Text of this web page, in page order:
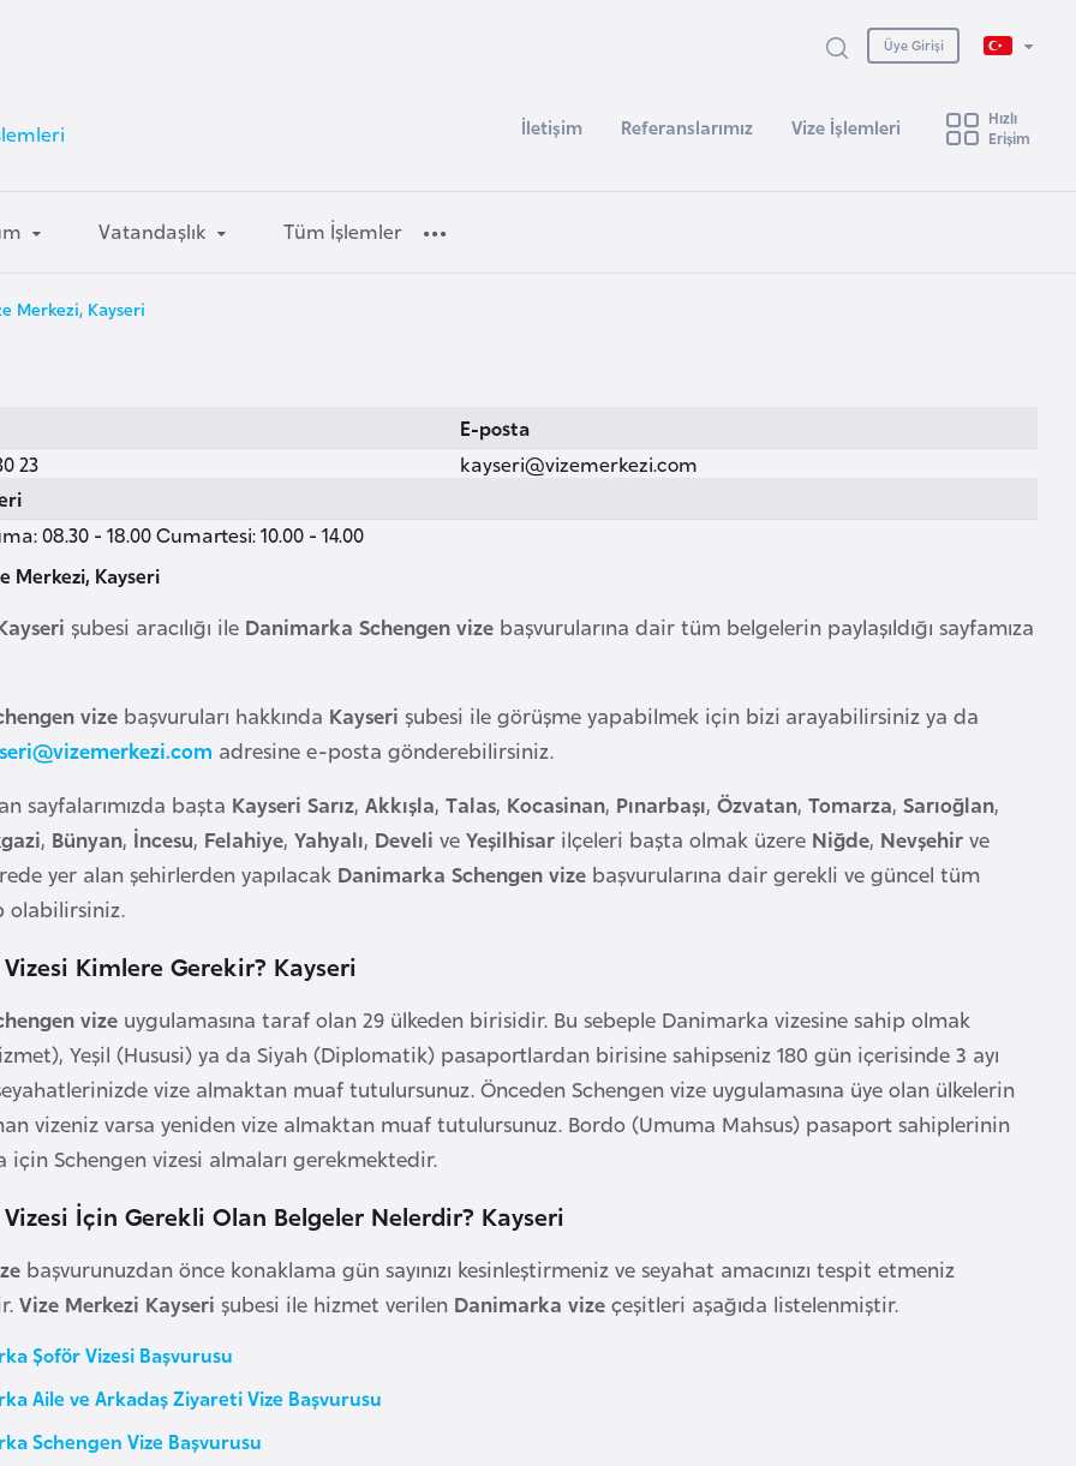
Üye Girişi
İletişim Referanslarımız Vize İşlemleri
Hızlı
Erişim
Vatandaşlık Tüm İşlemler
Merkezi, Kayseri
23
E-posta
kayseri@vizemerkezi.com
08.30 - 18.00 Cumartesi: 10.00 - 14.00
Merkezi, Kayseri
şubesi aracılığı ile Danimarka Schengen vize başvurularına dair tüm belgelerin paylaşıldığı sayfamıza
vize başvuruları hakkında Kayseri şubesi ile görüşme yapabilmek için bizi arayabilirsiniz ya da
adresine e-posta gönderebilirsiniz.
sayfalarımızda başta Kayseri Sarız, Akkışla, Talas, Kocasinan, Pınarbaşı, Özvatan, Tomarza, Sarıoğlan,
, Bünyan, İncesu, Felahiye, Yahyalı, Develi ve Yeşilhisar ilçeleri başta olmak üzere Niğde, Nevşehir ve
yer alan şehirlerden yapılacak Danimarka Schengen vize başvurularına dair gerekli ve güncel tüm
olabilirsiniz.
Kimlere Gerekir? Kayseri
vize uygulamasına taraf olan 29 ülkeden birisidir. Bu sebeple Danimarka vizesine sahip olmak
Yeşil (Hususi) ya da Siyah (Diplomatik) pasaportlardan birisine sahipseniz 180 gün içerisinde 3 ayı
vize almaktan muaf tutulursunuz. Önceden Schengen vize uygulamasına üye olan ülkelerin
vizeniz varsa yeniden vize almaktan muaf tutulursunuz. Bordo (Umuma Mahsus) pasaport sahiplerinin
için Schengen vizesi almaları gerekmektedir.
İçin Gerekli Olan Belgeler Nelerdir? Kayseri
başvurunuzdan önce konaklama gün sayınızı kesinleştirmeniz ve seyahat amacınızı tespit etmeniz
Vize Merkezi Kayseri şubesi ile hizmet verilen Danimarka vize çeşitleri aşağıda listelenmiştir.
Şoför Vizesi Başvurusu
Aile ve Arkadaş Ziyareti Vize Başvurusu
Schengen Vize Başvurusu